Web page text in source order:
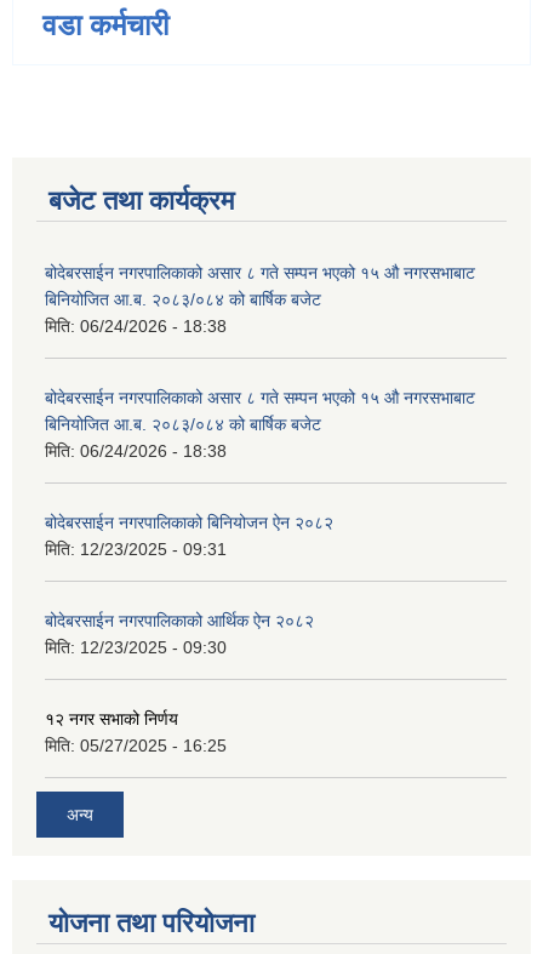
वडा कर्मचारी
बजेट तथा कार्यक्रम
बोदेबरसाईन नगरपालिकाको असार ८ गते सम्पन भएको १५ ‍‍‍औ नगरसभाबाट
बिनियोजित आ.ब. २०८३/०८४ को बार्षिक बजेट
मिति: 06/24/2026 - 18:38
बोदेबरसाईन नगरपालिकाको असार ८ गते सम्पन भएको १५ ‍‍‍औ नगरसभाबाट
बिनियोजित आ.ब. २०८३/०८४ को बार्षिक बजेट
मिति: 06/24/2026 - 18:38
बोदेबरसाईन नगरपालिकाको बिनियोजन ऐन २०८२
मिति: 12/23/2025 - 09:31
बोदेबरसाईन नगरपालिकाको आर्थिक ऐन २०८२
मिति: 12/23/2025 - 09:30
१२ नगर सभाको निर्णय
मिति: 05/27/2025 - 16:25
अन्य
योजना तथा परियोजना